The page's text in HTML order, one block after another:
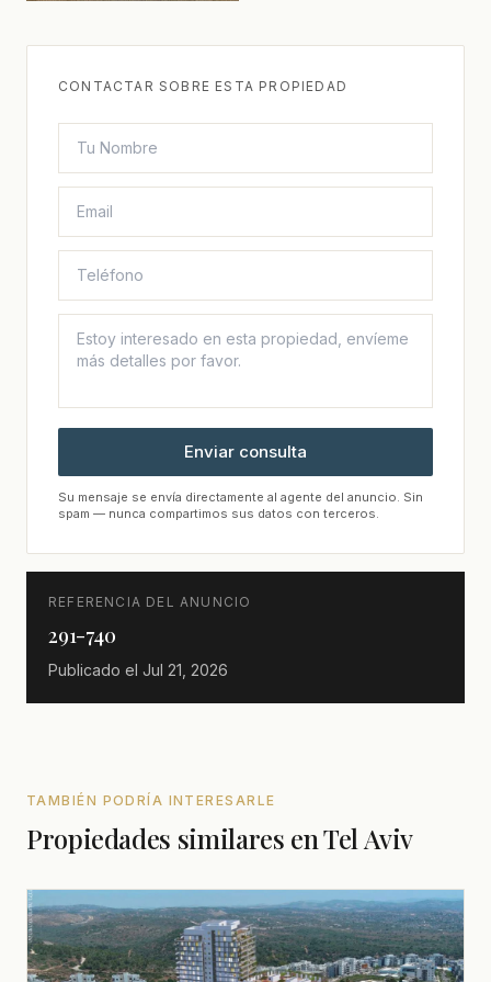
CONTACTAR SOBRE ESTA PROPIEDAD
Enviar consulta
Su mensaje se envía directamente al agente del anuncio. Sin
spam — nunca compartimos sus datos con terceros.
REFERENCIA DEL ANUNCIO
291-740
Publicado el Jul 21, 2026
TAMBIÉN PODRÍA INTERESARLE
Propiedades similares en Tel Aviv